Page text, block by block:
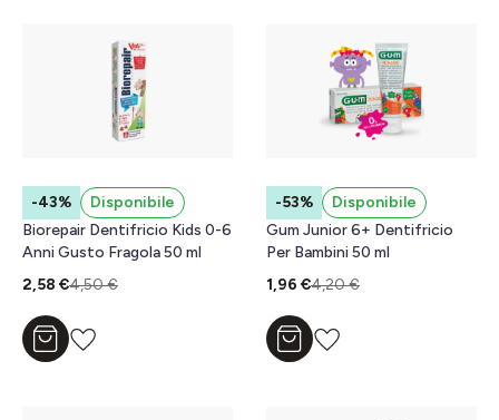
-43%
Disponibile
Biorepair Dentifricio Kids 0-6
Anni Gusto Fragola 50 ml
2,58 €4,50 €
Aggiungi al carrello
-53%
Disponibile
Gum Junior 6+ Dentifricio
Per Bambini 50 ml
1,96 €4,20 €
Aggiungi al carrello